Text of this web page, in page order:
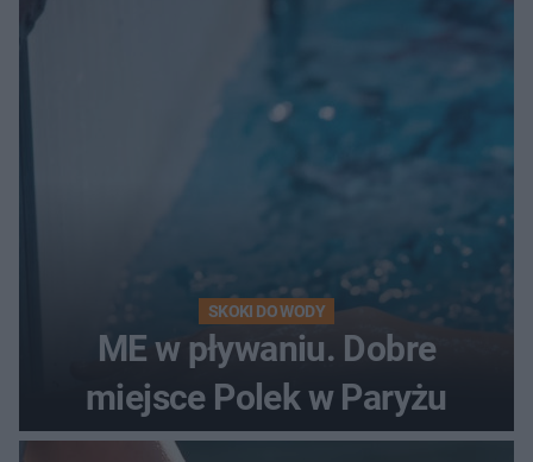
SKOKI DO WODY
ME w pływaniu. Dobre
miejsce Polek w Paryżu